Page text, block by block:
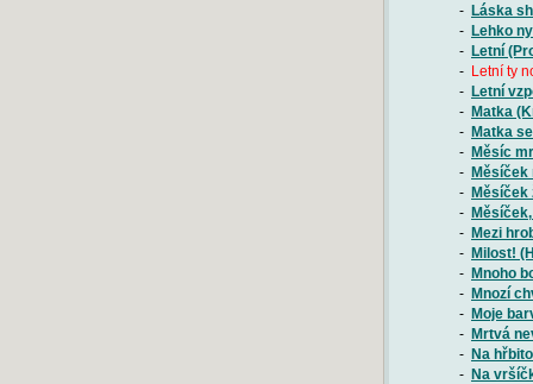
- Láska
- Lehko
- Letní
- Letní ty
- Letní
- Matka
- Matka
- Měsíc
- Měsíček
- Měsíček
-
- Mezi
- Milost!
- Mnoho
- Mnozí
- Moje
- Mrtvá
- Na
- Na